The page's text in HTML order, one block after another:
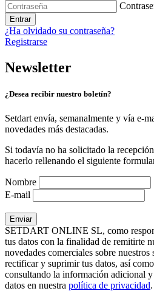
Entrar
¿Ha olvidado su contraseña?
Registrarse
Newsletter
¿Desea recibir nuestro boletín?
Setdart envía, semanalmente y vía e-
novedades más destacadas.
Si todavía no ha solicitado la
hacerlo rellenando el siguiente
Nombre
E-mail
SETDART ONLINE SL, como
tus datos con la finalidad de remitirte
novedades comerciales sobre nuestros
rectificar y suprimir tus datos, así
consultando la información adicional
datos en nuestra política de privacidad.